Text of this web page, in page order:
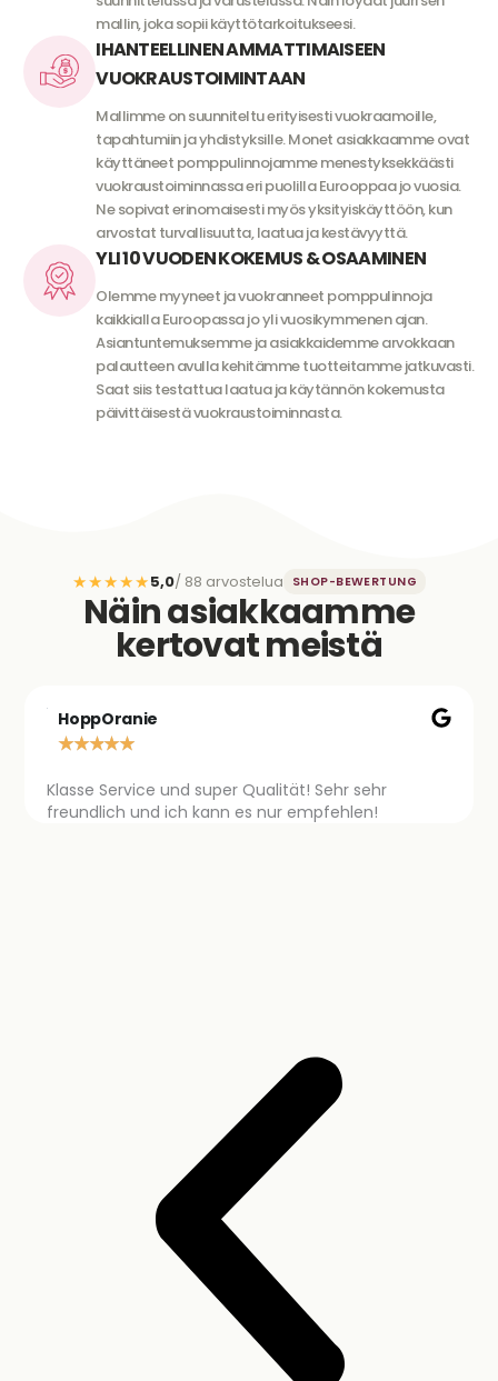
mallin, joka sopii käyttötarkoitukseesi.
IHANTEELLINEN AMMATTIMAISEEN
VUOKRAUSTOIMINTAAN
Mallimme on suunniteltu erityisesti vuokraamoille,
tapahtumiin ja yhdistyksille. Monet asiakkaamme ovat
käyttäneet pomppulinnojamme menestyksekkäästi
vuokraustoiminnassa eri puolilla Eurooppaa jo vuosia.
Ne sopivat erinomaisesti myös yksityiskäyttöön, kun
arvostat turvallisuutta, laatua ja kestävyyttä.
YLI 10 VUODEN KOKEMUS & OSAAMINEN
Olemme myyneet ja vuokranneet pomppulinnoja
kaikkialla Euroopassa jo yli vuosikymmenen ajan.
Asiantuntemuksemme ja asiakkaidemme arvokkaan
palautteen avulla kehitämme tuotteitamme jatkuvasti.
Saat siis testattua laatua ja käytännön kokemusta
päivittäisestä vuokraustoiminnasta.
★★★★★5,0/ 88 arvostelua SHOP-BEWERTUNG
Näin asiakkaamme
kertovat meistä
HoppOranie
★★★★★
Klasse Service und super Qualität! Sehr sehr
freundlich und ich kann es nur empfehlen!